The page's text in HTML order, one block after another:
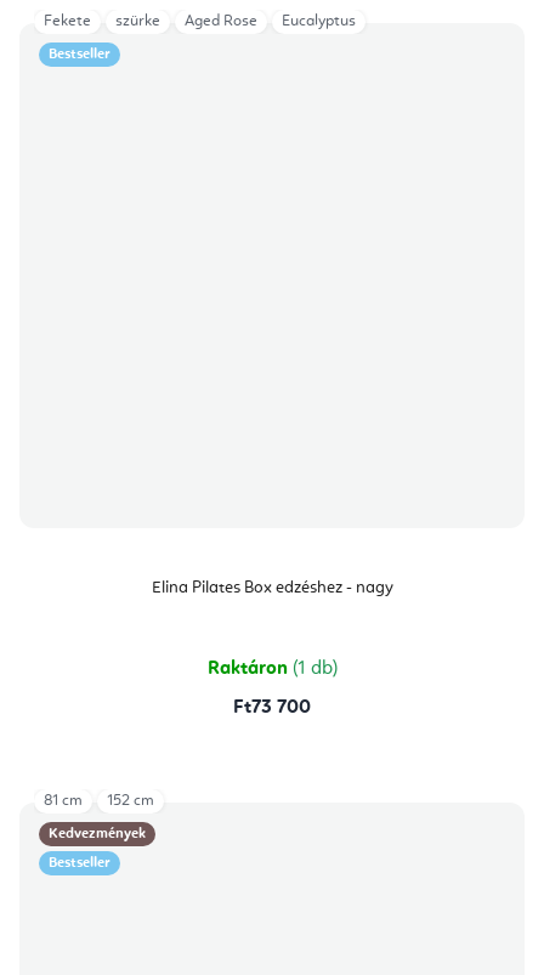
Bestseller
Elina Pilates Box edzéshez - nagy
Raktáron (1 db)
Ft73 700
Fekete szürke Aged Rose Eucalyptus
Kedvezmények
Bestseller
81 cm 152 cm